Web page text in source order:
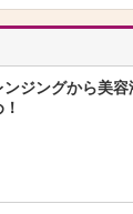
ンジングから美